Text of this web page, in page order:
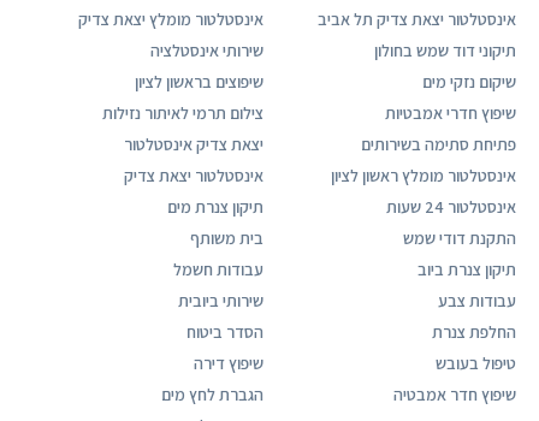
אינסטלטור יצאת צדיק תל אביב
אינסטלטור מומלץ יצאת צדיק
תיקוני דוד שמש בחולון
שירותי אינסטלציה
שיקום נזקי מים
שיפוצים בראשון לציון
שיפוץ חדרי אמבטיות
צילום תרמי לאיתור נזילות
פתיחת סתימה בשירותים
יצאת צדיק אינסטלטור
אינסטלטור מומלץ ראשון לציון
אינסטלטור יצאת צדיק
אינסטלטור 24 שעות
תיקון צנרת מים
התקנת דודי שמש
בית משותף
תיקון צנרת ביוב
עבודות חשמל
עבודות צבע
שירותי ביובית
החלפת צנרת
הסדר ביטוח
טיפול בעובש
שיפוץ דירה
שיפוץ חדר אמבטיה
הגברת לחץ מים